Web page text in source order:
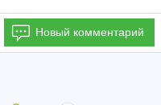
Новый комментарий